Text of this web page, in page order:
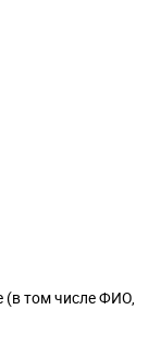
том числе ФИО,